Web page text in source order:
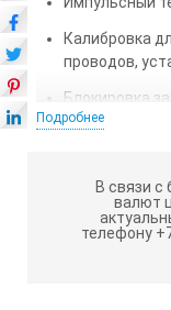
Калибровка
проводов,
Блокировка
Укладочный
Цветная
проводов
Простота,
Подробнее
В связи с
валют
телефону